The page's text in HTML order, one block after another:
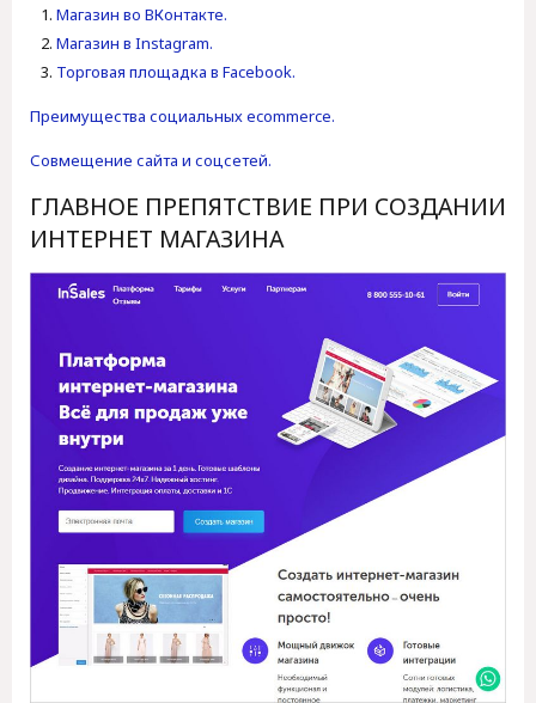
Магазин во ВКонтакте.
Магазин в Instagram.
Торговая площадка в Facebook.
Преимущества социальных ecommerce.
Совмещение сайта и соцсетей.
ГЛАВНОЕ ПРЕПЯТСТВИЕ ПРИ СОЗДАНИИ
ИНТЕРНЕТ МАГАЗИНА